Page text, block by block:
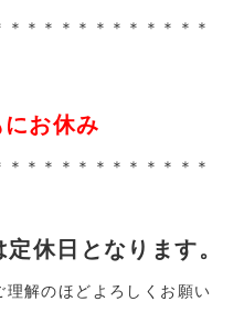
＊＊＊＊＊＊＊＊＊＊＊
お休み
＊＊＊＊＊＊＊＊＊＊＊
休日となります。
解のほどよろしくお願い